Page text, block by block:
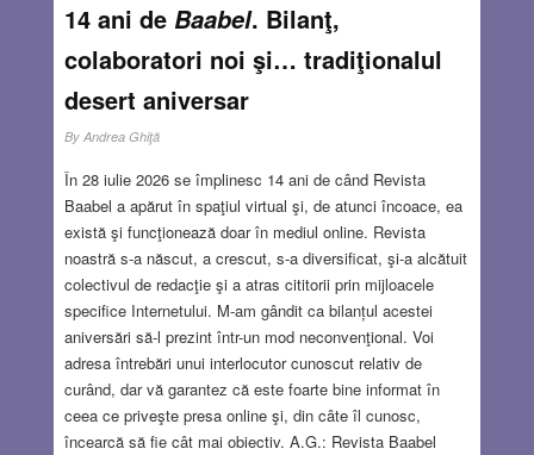
14 ani de Baabel. Bilanţ,
colaboratori noi şi… tradiţionalul
desert aniversar
By Andrea Ghiţă
În 28 iulie 2026 se împlinesc 14 ani de când Revista
Baabel a apărut în spaţiul virtual şi, de atunci încoace, ea
există şi funcţionează doar în mediul online. Revista
noastră s-a născut, a crescut, s-a diversificat, şi-a alcătuit
colectivul de redacţie şi a atras cititorii prin mijloacele
specifice Internetului. M-am gândit ca bilanțul acestei
aniversări să-l prezint într-un mod neconvenţional. Voi
adresa întrebări unui interlocutor cunoscut relativ de
curând, dar vă garantez că este foarte bine informat în
ceea ce priveşte presa online şi, din câte îl cunosc,
încearcă să fie cât mai obiectiv. A.G.: Revista Baabel